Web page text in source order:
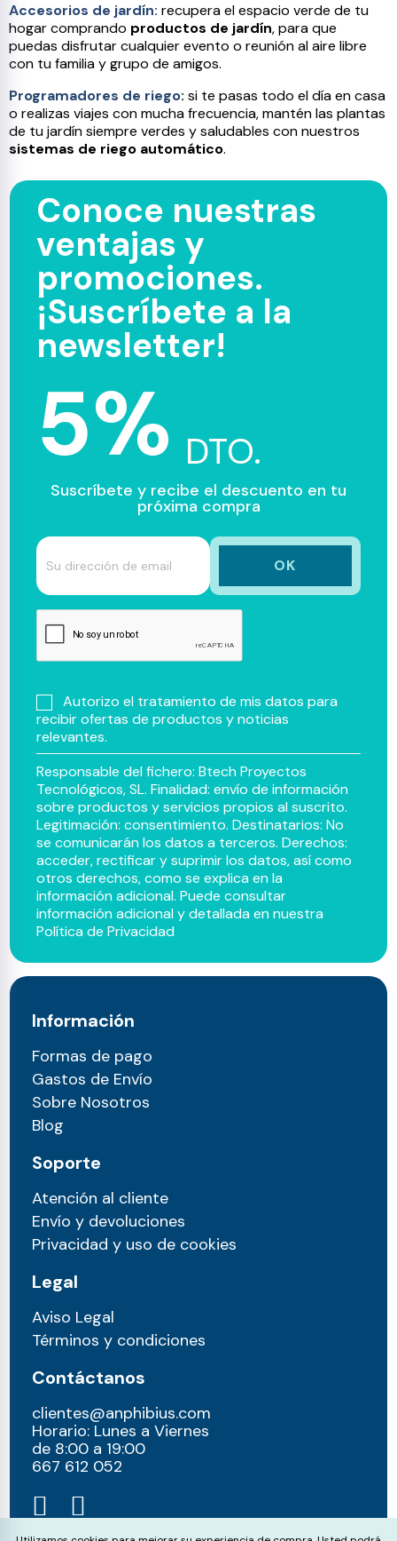
Accesorios de jardín: recupera el espacio verde de tu
hogar comprando productos de jardín, para que
puedas disfrutar cualquier evento o reunión al aire libre
con tu familia y grupo de amigos.
Programadores de riego: si te pasas todo el día en casa
o realizas viajes con mucha frecuencia, mantén las plantas
de tu jardín siempre verdes y saludables con nuestros
sistemas de riego automático.
Conoce nuestras
ventajas y
promociones.
¡Suscríbete a la
newsletter!
5% DTO.
Suscríbete y recibe el descuento en tu
próxima compra
Autorizo el tratamiento de mis datos para
recibir ofertas de productos y noticias
relevantes.
Responsable del fichero: Btech Proyectos
Tecnológicos, SL. Finalidad: envío de información
sobre productos y servicios propios al suscrito.
Legitimación: consentimiento. Destinatarios: No
se comunicarán los datos a terceros. Derechos:
acceder, rectificar y suprimir los datos, así como
otros derechos, como se explica en la
información adicional. Puede consultar
información adicional y detallada en nuestra
Política de Privacidad
Información
Formas de pago
Gastos de Envío
Sobre Nosotros
Blog
Soporte
Atención al cliente
Envío y devoluciones
Privacidad y uso de cookies
Legal
Aviso Legal
Términos y condiciones
Contáctanos
clientes@anphibius.com
Horario: Lunes a Viernes
de 8:00 a 19:00
667 612 052​